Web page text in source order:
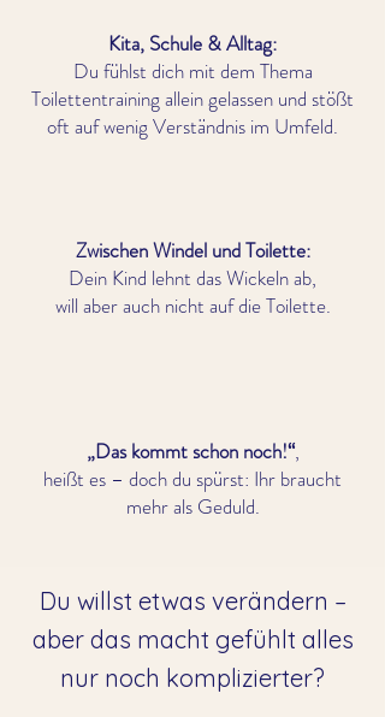
Kita, Schule & Alltag:
Du fühlst dich mit dem Thema
Toilettentraining allein gelassen und stößt
oft auf wenig Verständnis im Umfeld.
Zwischen Windel und Toilette:
Dein Kind lehnt das Wickeln ab,
will aber auch nicht auf die Toilette.
„Das kommt schon noch!“,
heißt es – doch du spürst: Ihr braucht
mehr als Geduld.
Du willst etwas verändern –
aber das macht gefühlt alles
nur noch komplizierter?